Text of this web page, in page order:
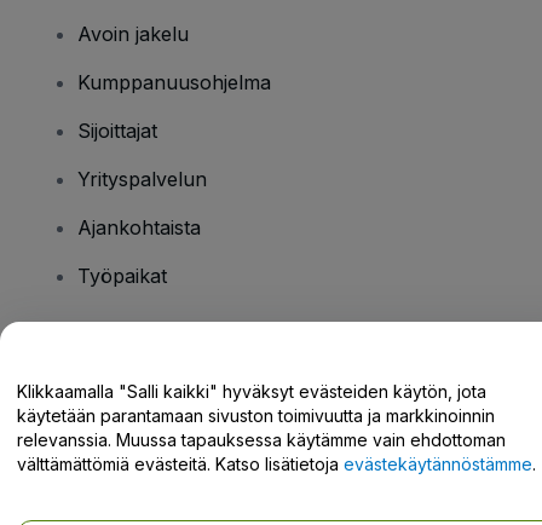
Avoin jakelu
Kumppanuusohjelma
Sijoittajat
Yrityspalvelun
Ajankohtaista
Työpaikat
Tukikeskus / Ota meihin yhteyttä
Klikkaamalla "Salli kaikki" hyväksyt evästeiden käytön, jota
käytetään parantamaan sivuston toimivuutta ja markkinoinnin
relevanssia. Muussa tapauksessa käytämme vain ehdottoman
välttämättömiä evästeitä. Katso lisätietoja evästekäytännöstämme.